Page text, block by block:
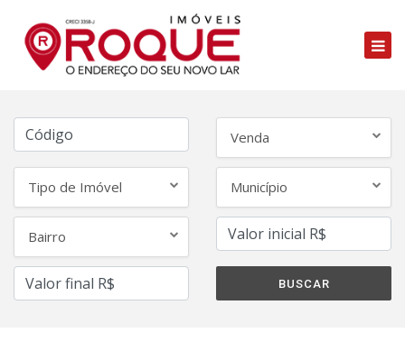
Venda
Tipo de Imóvel Município
Bairro